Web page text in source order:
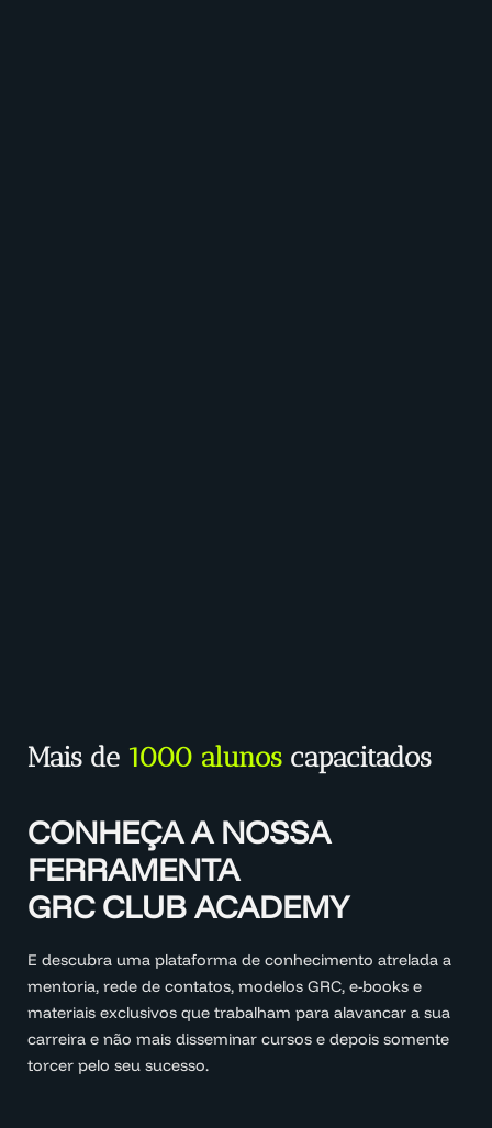
Mais de 1000 alunos capacitados
CONHEÇA A NOSSA
FERRAMENTA
GRC CLUB ACADEMY
E descubra uma plataforma de conhecimento atrelada a
mentoria, rede de contatos, modelos GRC, e-books e
materiais exclusivos que trabalham para alavancar a sua
carreira e não mais disseminar cursos e depois somente
torcer pelo seu sucesso.